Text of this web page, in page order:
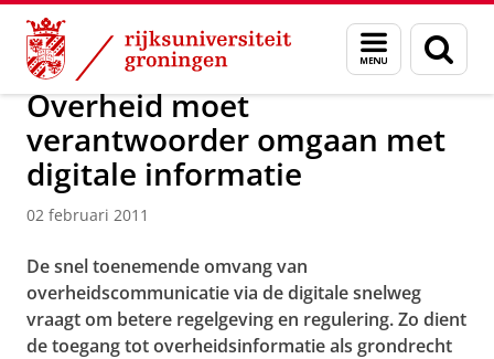
Skip
Content
Skip
Navigation
Menu
en
zoeken
Over ons Actueel Nieuws Nieuwsberichten
Overheid moet
verantwoorder omgaan met
digitale informatie
02 februari 2011
De snel toenemende omvang van
overheidscommunicatie via de digitale snelweg
vraagt om betere regelgeving en regulering. Zo dient
de toegang tot overheidsinformatie als grondrecht